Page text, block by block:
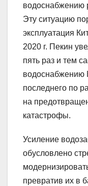
водоснабжению
Эту ситуацию
эксплуатация
2020 г. Пекин
пять раз и тем
водоснабжению
последнего по
на
катастрофы.
Усиление
обусловлено
превратив их в